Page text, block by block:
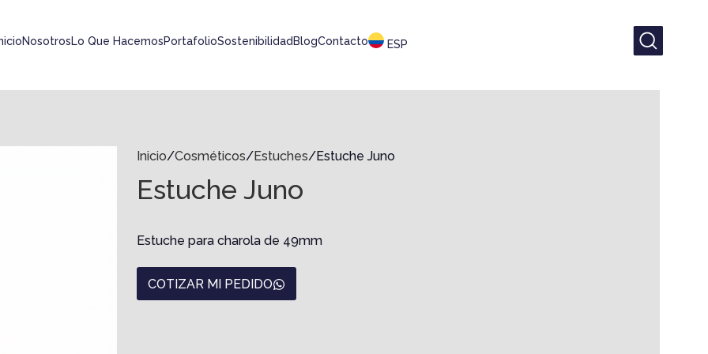
NosotrosLo Que HacemosPortafolioSostenibilidad BlogContacto ESP
Inicio Cosméticos Estuches Estuche Juno
Estuche Juno
Estuche para charola de 49mm
COTIZAR MI PEDIDO